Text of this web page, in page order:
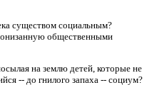
существом социальным?
общественными
на землю детей, которые не
-- до гнилого запаха -- социум?